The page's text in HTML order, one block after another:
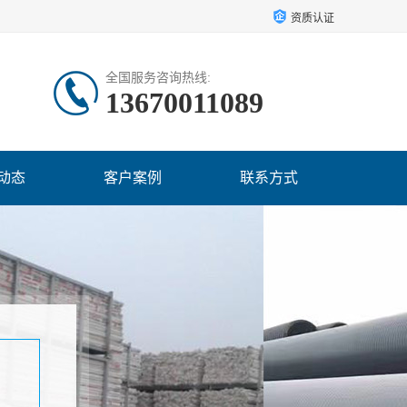
资质认证
全国服务咨询热线:
13670011089
态 客户案例 联系方式